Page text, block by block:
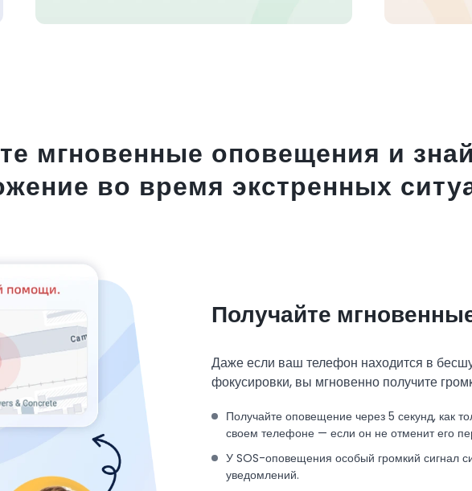
мгновенные оповещения и
во время экстренных
Получайте
Даже если ваш телефон находится в
фокусировки, вы мгновенно получите
Получайте оповещение через 5 секунд, как
своем телефоне — если он не отменит его
У SOS-оповещения особый громкий сигнал
уведомлений.